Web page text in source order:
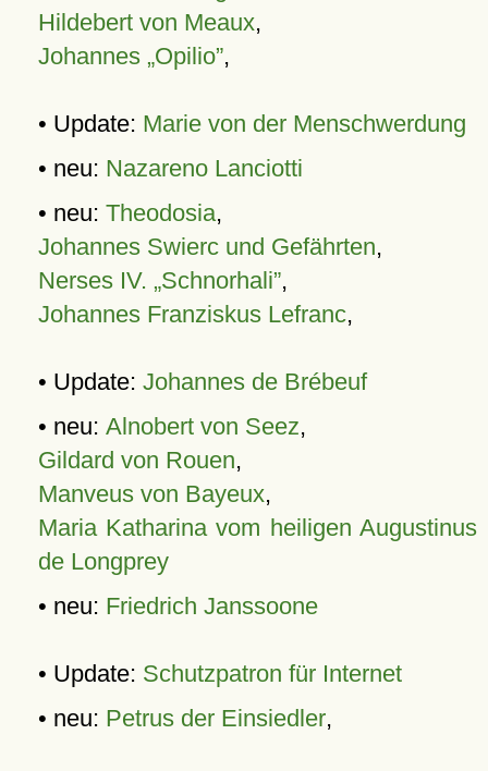
Hildebert von Meaux,
Johannes „Opilio”,
• Update: Marie von der Menschwerdung
• neu: Nazareno Lanciotti
• neu: Theodosia,
Johannes Swierc und Gefährten,
Nerses IV. „Schnorhali”,
Johannes Franziskus Lefranc,
• Update: Johannes de Brébeuf
• neu: Alnobert von Seez,
Gildard von Rouen,
Manveus von Bayeux,
Maria Katharina vom heiligen Augustinus
de Longprey
• neu: Friedrich Janssoone
• Update: Schutzpatron für Internet
• neu: Petrus der Einsiedler,